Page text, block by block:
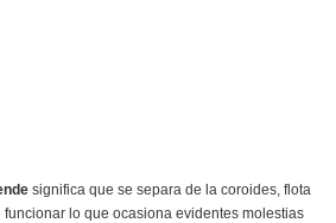
significa que se separa de la coroides, flota
lo que ocasiona evidentes molestias